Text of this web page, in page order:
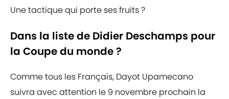
Une tactique qui porte ses fruits ?
Dans la liste de Didier Deschamps pour
la Coupe du monde ?
Comme tous les Français, Dayot Upamecano
suivra avec attention le 9 novembre prochain la